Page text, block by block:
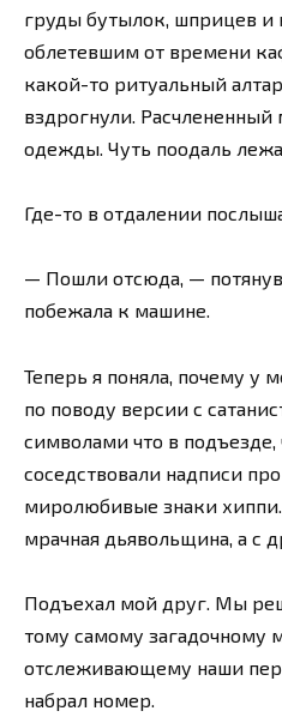
груды бутылок, шприцев и
облетевшим от времени
какой-то ритуальный
вздрогнули.
одежды. Чуть поодаль
Где-то в отдалении
— Пошли отсюда, — потянув
побежала к машине.
Теперь я поняла, почему у
по поводу версии с
символами что в подъезде,
соседствовали надписи
миролюбивые знаки
мрачная дьявольщина, а с
Подъехал мой друг. Мы
тому самому загадочному
отслеживающему наши
набрал номер.